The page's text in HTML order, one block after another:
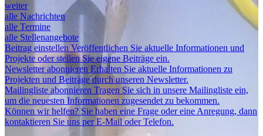
weiter
alle Nachrichten
alle Termine
alle Stellenangebote
Beitrag einstellen Veröffentlichen Sie aktuelle Informationen und
Projekte oder stellen Sie eigene Beiträge ein.
Newsletter abonnieren Erhalten Sie aktuelle Informationen zu
Projekten und Beiträge durch unseren Newsletter.
Mailingliste abonnieren Tragen Sie sich in unsere Mailingliste ein,
um die neuesten Informationen zugesendet zu bekommen.
Können wir helfen? Sie haben eine Frage oder eine Anregung, dann
kontaktieren Sie uns per E-Mail oder Telefon.